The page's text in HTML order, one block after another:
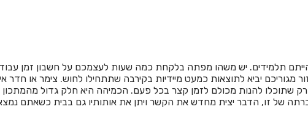
תלמידים. יש משהו מפתה בלקחת כמה שעות לעצמכם על חשבון זמן
מגוריכם יביא לתוצאות כמעט מיידיות בקירבה שתתחילו לחוש. צימר או חדר
רק שתוכלו להנות מכולם לזמן קצר בכל פעם. הכמיהה היא חלק גדול
של זו, הדבר יצית מחדש את הקשר ויתן את אותותיו גם בבית כשאתם